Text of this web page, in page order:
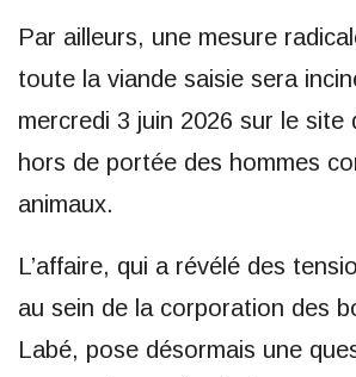
Par ailleurs, une mesure
toute la viande saisie sera
mercredi 3 juin 2026 sur le site
hors de portée des hommes
animaux.
L’affaire, qui a révélé des
au sein de la corporation des
Labé, pose désormais une